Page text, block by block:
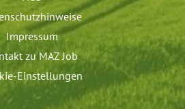
Impressum
zu MAZ Job
Einstellungen